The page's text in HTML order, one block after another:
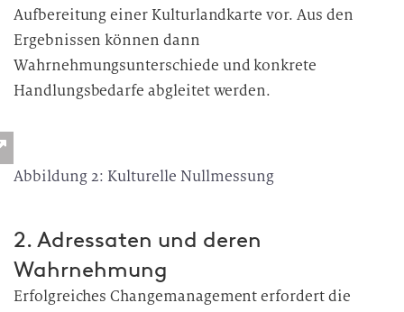
Aufbereitung einer Kulturlandkarte vor. Aus den
Ergebnissen können dann
Wahrnehmungsunterschiede und konkrete
Handlungsbedarfe abgleitet werden.
Abbildung 2: Kulturelle Nullmessung
2. Adressaten und deren
Wahrnehmung
Erfolgreiches Changemanagement erfordert die